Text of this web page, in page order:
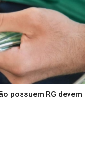
possuem RG devem